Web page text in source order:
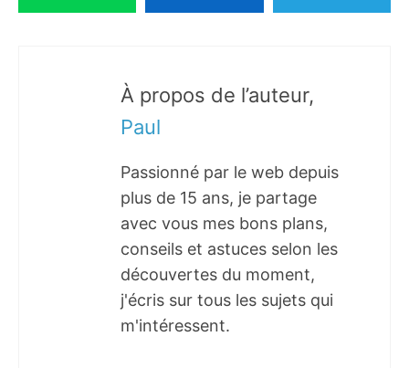
À propos de l’auteur,
Paul
Passionné par le web depuis
plus de 15 ans, je partage
avec vous mes bons plans,
conseils et astuces selon les
découvertes du moment,
j'écris sur tous les sujets qui
m'intéressent.